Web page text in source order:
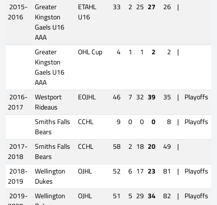
2015-
2016
Greater
Kingston
Gaels U16
AAA
ETAHL
U16
33 2 25 27 26 |
Greater
Kingston
Gaels U16
AAA
OHL Cup 4 1 1 2 2 |
2016-
2017
Westport
Rideaus
EOJHL 46 7 32 39 35 | Playoffs
Smiths Falls
Bears
CCHL 9 0 0 0 8 | Playoffs
2017-
2018
Smiths Falls
Bears
CCHL 58 2 18 20 49 |
2018-
2019
Wellington
Dukes
OJHL 52 6 17 23 81 | Playoffs
2019- Wellington
OJHL 51 5 29 34 82 | Playoffs